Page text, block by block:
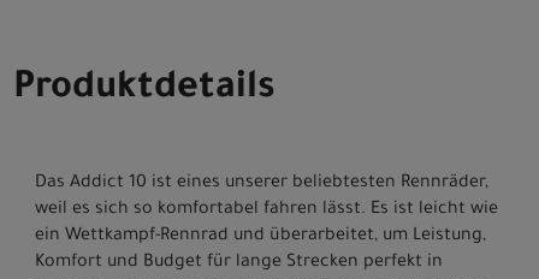
Produktdetails
Das Addict 10 ist eines unserer beliebtesten Rennräder,
weil es sich so komfortabel fahren lässt. Es ist leicht wie
ein Wettkampf-Rennrad und überarbeitet, um Leistung,
Komfort und Budget für lange Strecken perfekt in